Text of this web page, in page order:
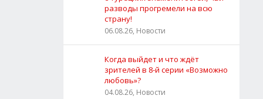
разводы прогремели на всю
страну!
06.08.26, Новости
Когда выйдет и что ждёт
зрителей в 8-й серии «Возможно
любовь»?
04.08.26, Новости